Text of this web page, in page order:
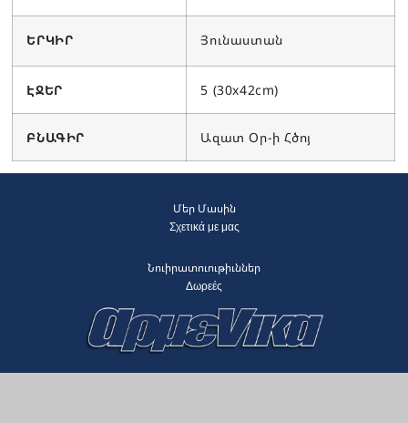
ԵՐԿԻՐ Յունաստան
ԷՋԵՐ 5 (30x42cm)
ԲՆԱԳԻՐ Ազատ Օր-ի Հծոյ
Մեր Մասին
Σχετικά με μας
Նուիրատուութիւններ
Δωρεές